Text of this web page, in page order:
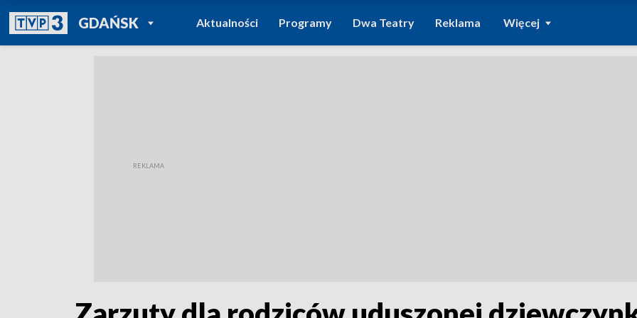
GDAŃSKPOWRÓT DO
TVP REGIONY
Aktualności Programy Dwa Teatry Reklama Więcej